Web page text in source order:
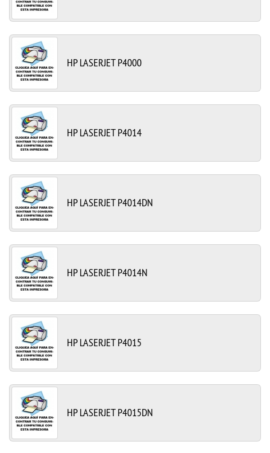
HP LASERJET P4000
HP LASERJET P4014
HP LASERJET P4014DN
HP LASERJET P4014N
HP LASERJET P4015
HP LASERJET P4015DN